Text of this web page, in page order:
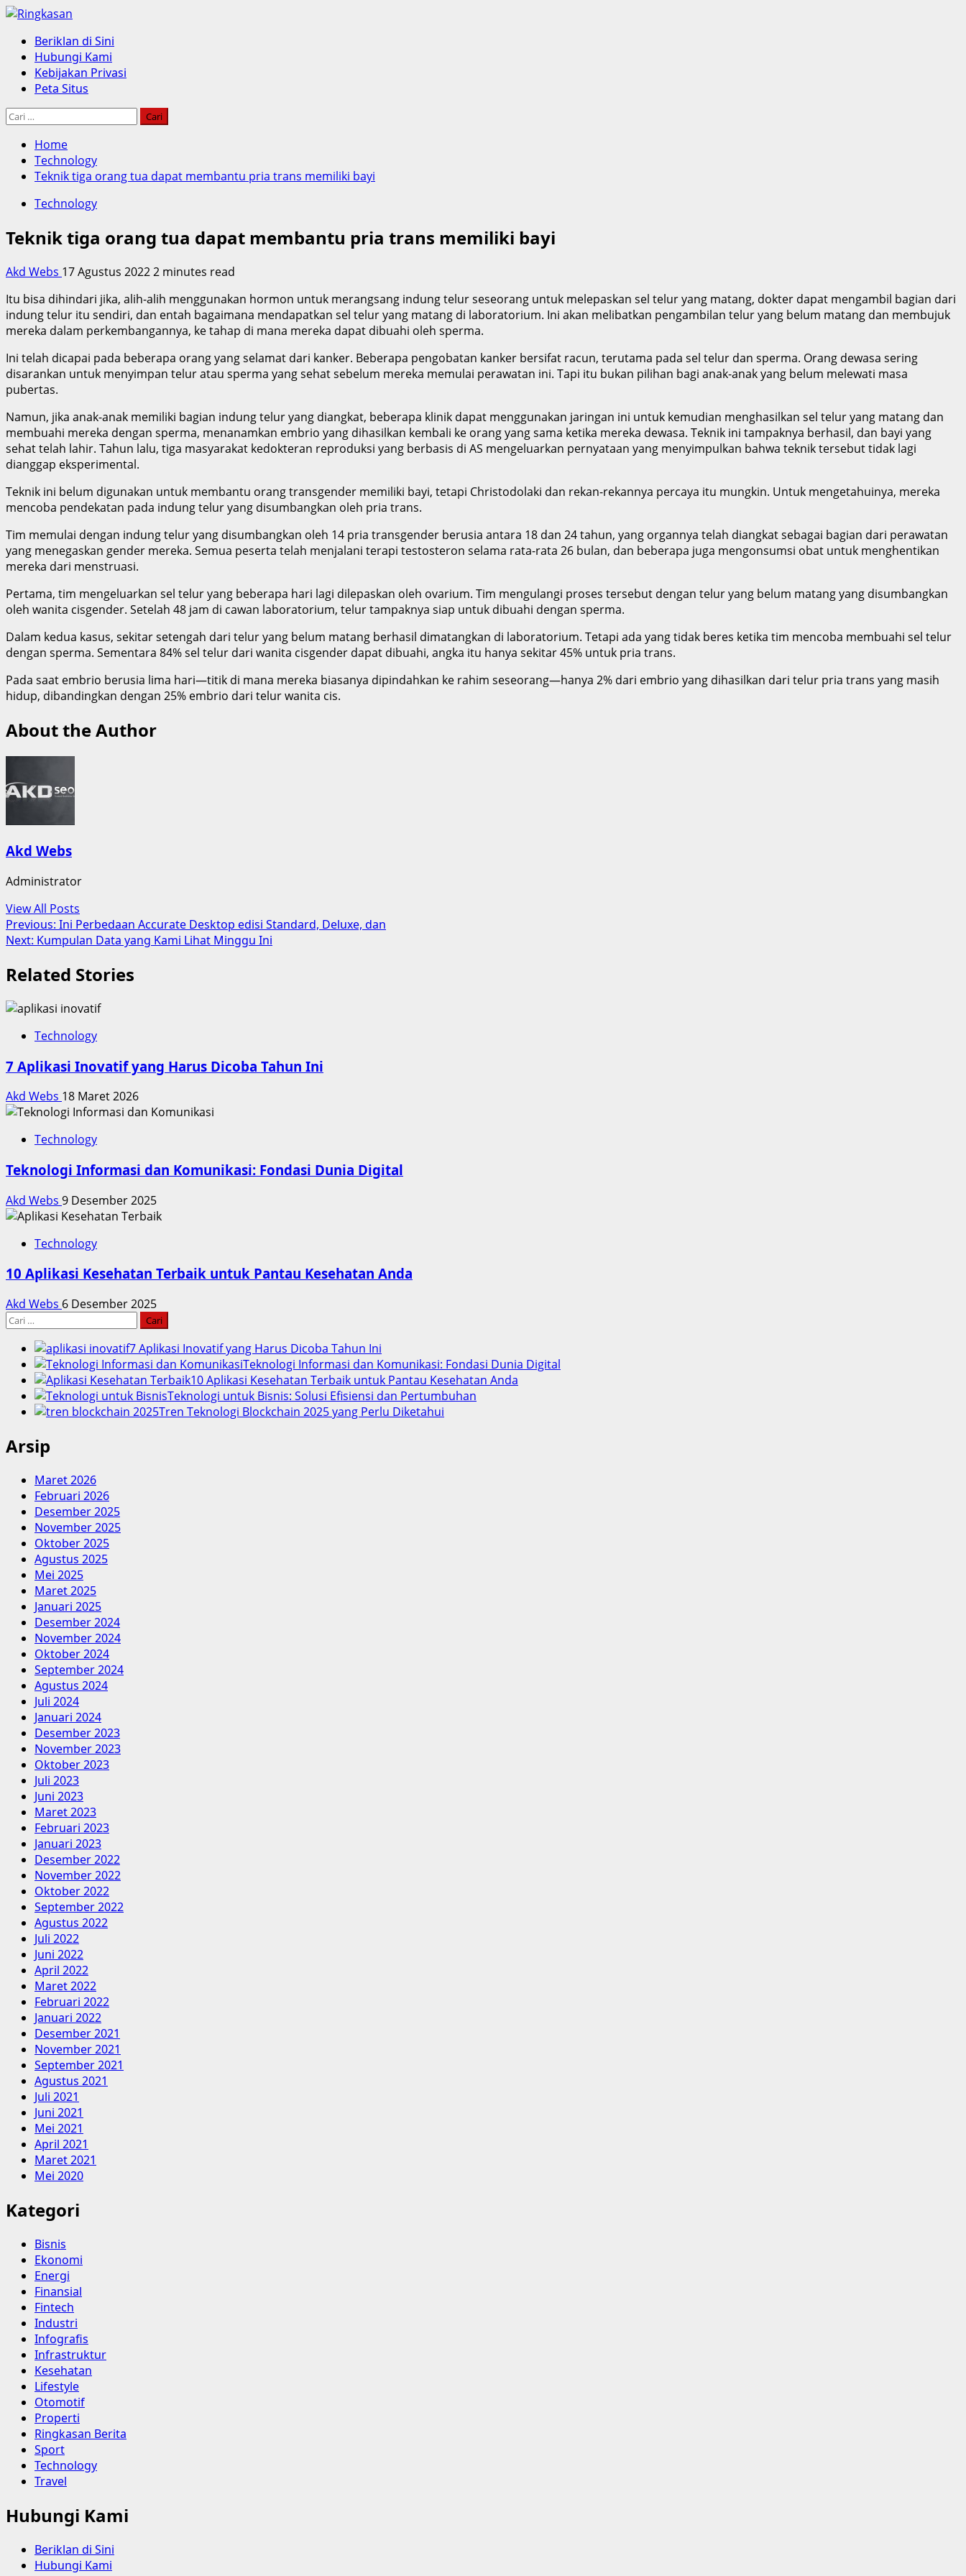
Skip
content
Primary
Menu
Beriklan di Sini
Hubungi Kami
Kebijakan Privasi
Peta Situs
Cari
Home
Technology
Teknik tiga orang tua dapat membantu pria trans memiliki bayi
Technology
Teknik tiga orang tua dapat membantu pria trans memiliki bayi
Akd Webs 17 Agustus 20222 minutes read
Itu bisa dihindari jika, alih-alih menggunakan hormon untuk merangsang indung telur seseorang untuk melepaskan sel telur yang matang, dokter dapat mengambil bagian dari
indung telur itu sendiri, dan entah bagaimana mendapatkan sel telur yang matang di laboratorium. Ini akan melibatkan pengambilan telur yang belum matang dan membujuk
mereka dalam perkembangannya, ke tahap di mana mereka dapat dibuahi oleh sperma.
Ini telah dicapai pada beberapa orang yang selamat dari kanker. Beberapa pengobatan kanker bersifat racun, terutama pada sel telur dan sperma. Orang dewasa sering
disarankan untuk menyimpan telur atau sperma yang sehat sebelum mereka memulai perawatan ini. Tapi itu bukan pilihan bagi anak-anak yang belum melewati masa
pubertas.
Namun, jika anak-anak memiliki bagian indung telur yang diangkat, beberapa klinik dapat menggunakan jaringan ini untuk kemudian menghasilkan sel telur yang matang dan
membuahi mereka dengan sperma, menanamkan embrio yang dihasilkan kembali ke orang yang sama ketika mereka dewasa. Teknik ini tampaknya berhasil, dan bayi yang
sehat telah lahir. Tahun lalu, tiga masyarakat kedokteran reproduksi yang berbasis di AS mengeluarkan pernyataan yang menyimpulkan bahwa teknik tersebut tidak lagi
dianggap eksperimental.
Teknik ini belum digunakan untuk membantu orang transgender memiliki bayi, tetapi Christodolaki dan rekan-rekannya percaya itu mungkin. Untuk mengetahuinya, mereka
mencoba pendekatan pada indung telur yang disumbangkan oleh pria trans.
Tim memulai dengan indung telur yang disumbangkan oleh 14 pria transgender berusia antara 18 dan 24 tahun, yang organnya telah diangkat sebagai bagian dari perawatan
yang menegaskan gender mereka. Semua peserta telah menjalani terapi testosteron selama rata-rata 26 bulan, dan beberapa juga mengonsumsi obat untuk menghentikan
mereka dari menstruasi.
Pertama, tim mengeluarkan sel telur yang beberapa hari lagi dilepaskan oleh ovarium. Tim mengulangi proses tersebut dengan telur yang belum matang yang disumbangkan
oleh wanita cisgender. Setelah 48 jam di cawan laboratorium, telur tampaknya siap untuk dibuahi dengan sperma.
Dalam kedua kasus, sekitar setengah dari telur yang belum matang berhasil dimatangkan di laboratorium. Tetapi ada yang tidak beres ketika tim mencoba membuahi sel telur
dengan sperma. Sementara 84% sel telur dari wanita cisgender dapat dibuahi, angka itu hanya sekitar 45% untuk pria trans.
Pada saat embrio berusia lima hari—titik di mana mereka biasanya dipindahkan ke rahim seseorang—hanya 2% dari embrio yang dihasilkan dari telur pria trans yang masih
hidup, dibandingkan dengan 25% embrio dari telur wanita cis.
About the Author
Akd Webs
Administrator
View All Posts
Post
navigation
Previous: Ini Perbedaan Accurate Desktop edisi Standard, Deluxe, dan
Next: Kumpulan Data yang Kami Lihat Minggu Ini
Related Stories
Technology
7 Aplikasi Inovatif yang Harus Dicoba Tahun Ini
Akd Webs 18 Maret 2026
Technology
Teknologi Informasi dan Komunikasi: Fondasi Dunia Digital
Akd Webs 9 Desember 2025
Technology
10 Aplikasi Kesehatan Terbaik untuk Pantau Kesehatan Anda
Akd Webs 6 Desember 2025
Cari
7 Aplikasi Inovatif yang Harus Dicoba Tahun Ini
Teknologi Informasi dan Komunikasi: Fondasi Dunia Digital
10 Aplikasi Kesehatan Terbaik untuk Pantau Kesehatan Anda
Teknologi untuk Bisnis: Solusi Efisiensi dan Pertumbuhan
Tren Teknologi Blockchain 2025 yang Perlu Diketahui
Arsip
Maret 2026
Februari 2026
Desember 2025
November 2025
Oktober 2025
Agustus 2025
Mei 2025
Maret 2025
Januari 2025
Desember 2024
November 2024
Oktober 2024
September 2024
Agustus 2024
Juli 2024
Januari 2024
Desember 2023
November 2023
Oktober 2023
Juli 2023
Juni 2023
Maret 2023
Februari 2023
Januari 2023
Desember 2022
November 2022
Oktober 2022
September 2022
Agustus 2022
Juli 2022
Juni 2022
April 2022
Maret 2022
Februari 2022
Januari 2022
Desember 2021
November 2021
September 2021
Agustus 2021
Juli 2021
Juni 2021
Mei 2021
April 2021
Maret 2021
Mei 2020
Kategori
Bisnis
Ekonomi
Energi
Finansial
Fintech
Industri
Infografis
Infrastruktur
Kesehatan
Lifestyle
Otomotif
Properti
Ringkasan Berita
Sport
Technology
Travel
Hubungi Kami
Beriklan di Sini
Hubungi Kami